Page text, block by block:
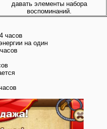
давать элементы набора
воспоминаний.
часов
на один